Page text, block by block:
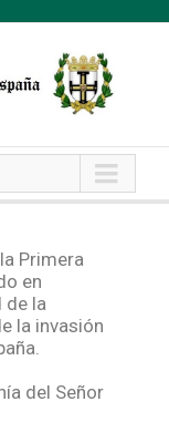
Primera
en
de la
la invasión
del Señor